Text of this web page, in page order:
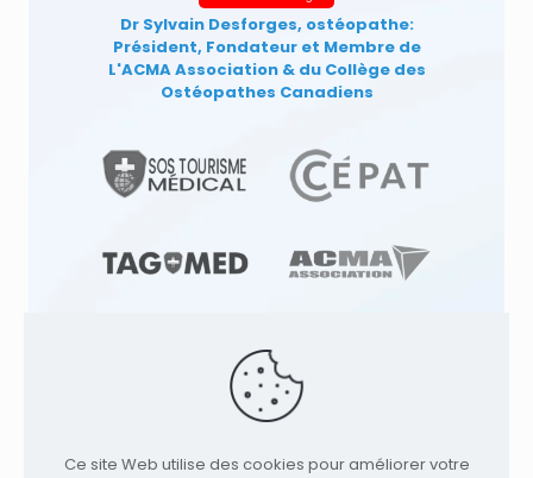
Dr Sylvain Desforges, ostéopathe:
Président, Fondateur et Membre de
L'ACMA Association & du Collège des
Ostéopathes Canadiens
d'Ostéopathie & Ostéopathe à: | Terrebonne |
Ce site Web utilise des cookies pour améliorer votre